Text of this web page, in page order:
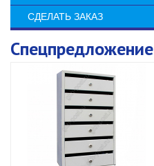
СДЕЛАТЬ ЗАКАЗ
Спецпредложение